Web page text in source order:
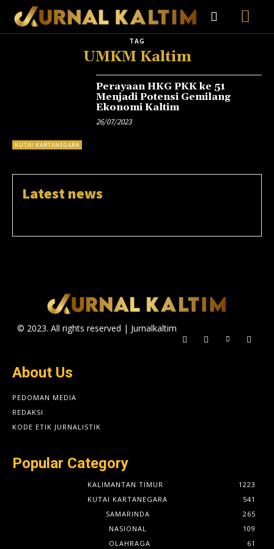
TAG
UMKM Kaltim
KUTAI KARTANEGARA
Perayaan HKG PKK ke 51
Menjadi Potensi Gemilang
Ekonomi Kaltim
26/07/2023
Latest news
© 2023. All rights reserved | Jurnalkaltim
About Us
PEDOMAN MEDIA
REDAKSI
KODE ETIK JURNALISTIK
Popular Category
KALIMANTAN TIMUR
1223
KUTAI KARTANEGARA
541
SAMARINDA
265
NASIONAL
109
OLAHRAGA
61